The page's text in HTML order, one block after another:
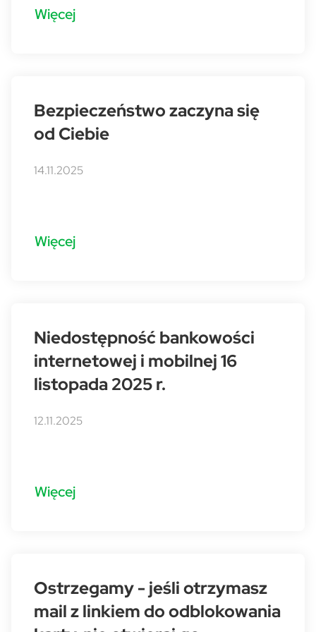
Więcej
Bezpieczeństwo zaczyna się
od Ciebie
14.11.2025
Więcej
Niedostępność bankowości
internetowej i mobilnej 16
listopada 2025 r.
12.11.2025
Więcej
Ostrzegamy - jeśli otrzymasz
mail z linkiem do odblokowania